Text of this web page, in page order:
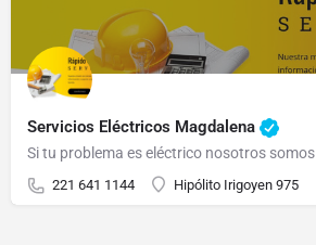
Servicios Eléctricos Magdalena
Si tu problema es eléctrico nosotros
221 641 1144 Hipólito Irigoyen 975